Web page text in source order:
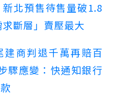
北預售待售量破1.8
斷層」賣壓最大
建商判退千萬再賠百
驟應變：快通知銀行